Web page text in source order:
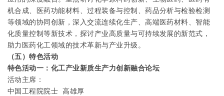
机合成、医药功能材料、过程装备与控制、药品分析与检验检测
等领域的协同创新，深入交流连续化生产、高端医药材料、智能
化质量控制等新技术，探讨产业高质量与可持续发展的新范式，
助力医药化工领域的技术革新与产业升级。
（五）特色活动
特色活动一：化工产业新质生产力创新融合论坛
活动主席：
中国工程院院士
高雄厚